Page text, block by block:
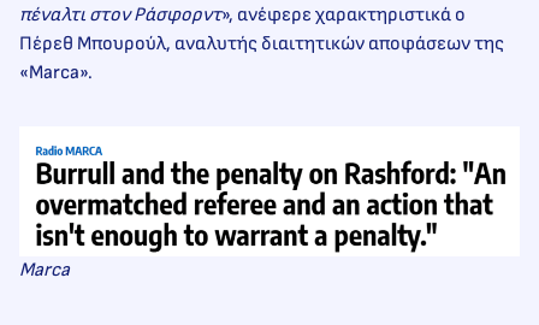
πέναλτι στον Ράσφορντ», ανέφερε χαρακτηριστικά ο
Πέρεθ Μπουρούλ, αναλυτής διαιτητικών αποφάσεων της
«Marca».
Marca